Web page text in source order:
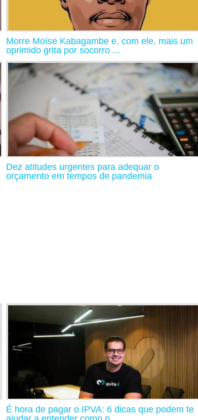
Morre Moïse Kabagambe e, com ele, mais um
oprimido grita por socorro ...
Dez atitudes urgentes para adequar o
orçamento em tempos de pandemia
É hora de pagar o IPVA: 6 dicas que podem te